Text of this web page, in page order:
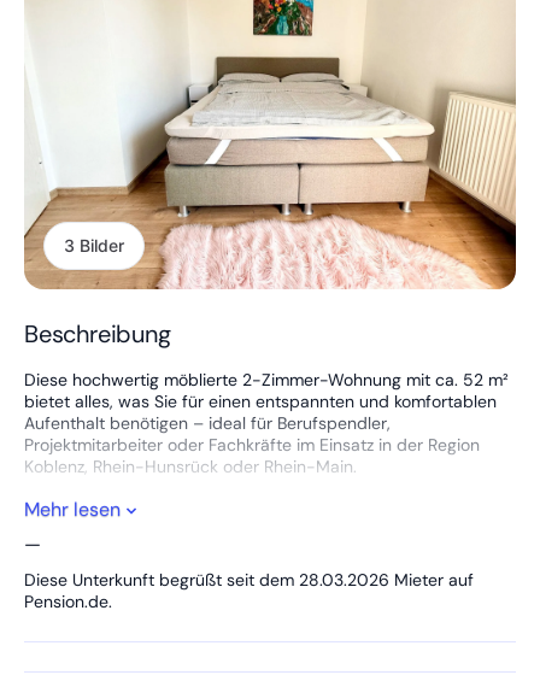
3 Bilder
Beschreibung
Diese hochwertig möblierte 2-Zimmer-Wohnung mit ca. 52 m²
bietet alles, was Sie für einen entspannten und komfortablen
Aufenthalt benötigen – ideal für Berufspendler,
Projektmitarbeiter oder Fachkräfte im Einsatz in der Region
Koblenz, Rhein-Hunsrück oder Rhein-Main.
🏡 Die Wohnung – durchdacht, modern, sofort bezugsfertig
Die Wohnung überzeugt durch eine angenehme
Raumaufteilung und eine helle, freundliche Atmosphäre.
✔️ Separates Schlafzimmer mit komfortablem Bett
Mehr lesen
—
Diese Unterkunft begrüßt seit dem 28.03.2026 Mieter auf
Pension.de.